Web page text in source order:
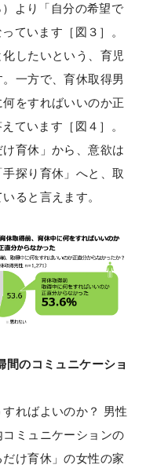
より「自分の希望で
ています［図３］。
したいという、育児
一方で、育休取得男
をすればいいのか正
ています［図４］。
育休」から、意欲は
探り育休」へと、取
ると言えます。
のコミュニケーショ
ればよいのか？ 男性
ミュニケーションの
け育休」の女性の家